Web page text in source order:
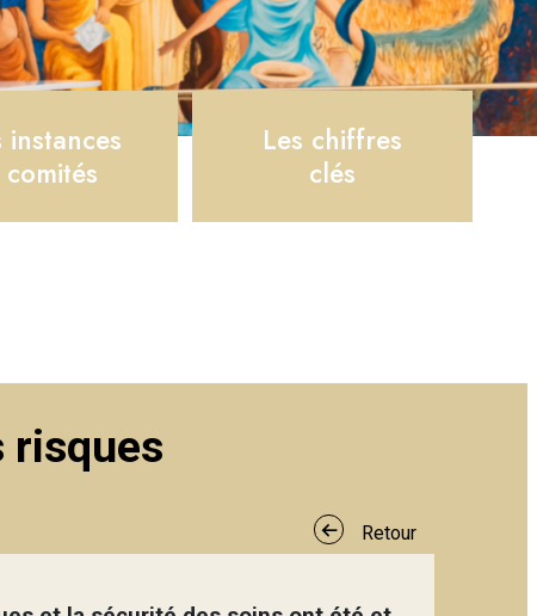
instances
Les chiffres
clés
risques
Retour